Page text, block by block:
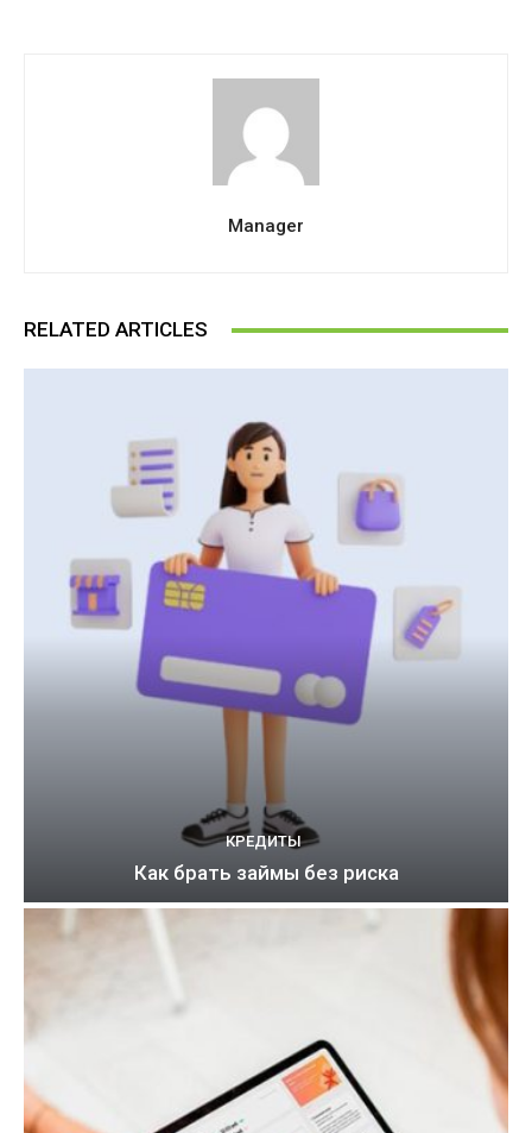
Manager
RELATED ARTICLES
КРЕДИТЫ
Как брать займы без риска